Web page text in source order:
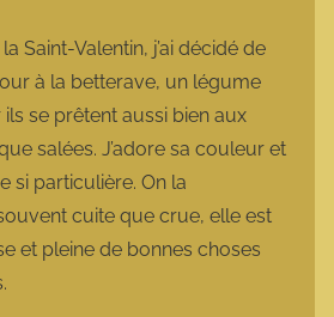
o
t
t
e
Saint-Valentin, j’ai décidé de
à la betterave, un légume
se prêtent aussi bien aux
salées. J’adore sa couleur et
si particulière. On la
cuite que crue, elle est
et pleine de bonnes choses